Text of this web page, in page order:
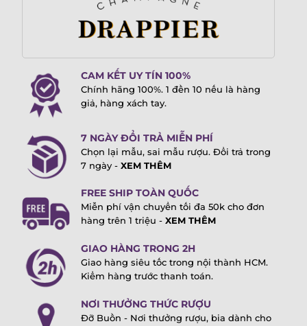
CAM KẾT UY TÍN 100%
Chính hãng 100%. 1 đền 10 nếu là hàng
giả, hàng xách tay.
7 NGÀY ĐỔI TRẢ MIỄN PHÍ
Chọn lại mẫu, sai mẫu rượu. Đổi trả trong
7 ngày - XEM THÊM
FREE SHIP TOÀN QUỐC
Miễn phí vận chuyển tối đa 50k cho đơn
hàng trên 1 triệu - XEM THÊM
GIAO HÀNG TRONG 2H
Giao hàng siêu tốc trong nội thành HCM.
Kiểm hàng trước thanh toán.
NƠI THƯỞNG THỨC RƯỢU
Đỡ Buồn - Nơi thưởng rượu, bia dành cho